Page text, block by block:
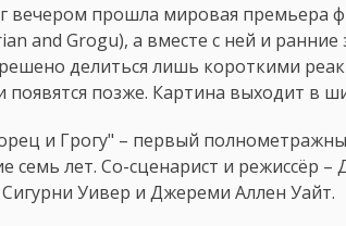
вечером прошла мировая премьера
and Grogu), а вместе с ней и
делиться лишь короткими
появятся позже. Картина выходит в
и Грогу" – первый
семь лет. Со-сценарист и режиссёр
Сигурни Уивер и Джереми Аллен Уайт.